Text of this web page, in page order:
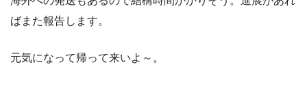
ばまた報告します。
元気になって帰って来いよ～。